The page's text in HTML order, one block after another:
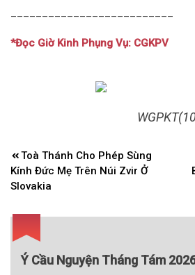
*Đọc Giờ Kinh Phụng Vụ: CGKPV
Điều
hướng
bài
Toà Thánh Cho Phép Sùng
Kính Đức Mẹ Trên Núi Zvir Ở
Slovakia
Ý Cầu Nguyện Tháng Tám